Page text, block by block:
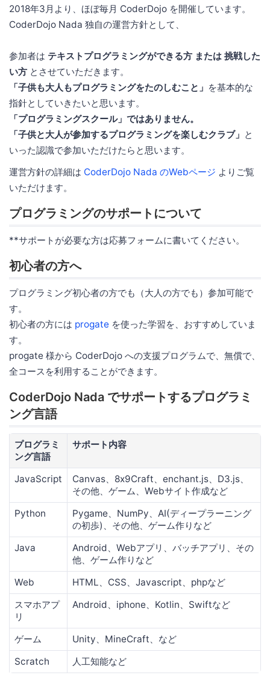
2018年3月より、ほぼ毎月 CoderDojo を開催しています。
CoderDojo Nada 独自の運営方針として、
参加者は テキストプログラミングができる方 または 挑戦した
い方 とさせていただきます。
「子供も大人もプログラミングをたのしむこと」 を基本的な
指針としていきたいと思います。
「プログラミングスクール」ではありません。
「子供と大人が参加するプログラミングを楽しむクラブ」 と
いった認識で参加いただけたらと思います。
運営方針の詳細は CoderDojo Nada のWebページ よりご覧
いただけます。
プログラミングのサポートについて
**サポートが必要な方は応募フォームに書いてください。
初心者の方へ
プログラミング初心者の方でも（大人の方でも）参加可能で
す。
初心者の方には progate を使った学習を、おすすめしていま
す。
progate 様から CoderDojo への支援プログラムで、無償で、
全コースを利用することができます。
CoderDojo Nada でサポートするプログラミ
ング言語
プログラミ
ング言語
サポート内容
JavaScript
Canvas、8x9Craft、enchant.js、D3.js、
その他、ゲーム、Webサイト作成など
Python
Pygame、NumPy、AI(ディープラーニング
の初歩)、その他、ゲーム作りなど
Java
Android、Webアプリ、バッチアプリ、その
他、ゲーム作りなど
Web
HTML、CSS、Javascript、phpなど
スマホアプ
リ
Android、iphone、Kotlin、Swiftなど
ゲーム
Unity、MineCraft、など
Scratch
人工知能など